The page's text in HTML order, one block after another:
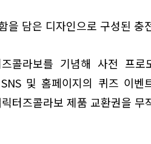
을 담은 디자인으로 구성된 충
콜라보를 기념해 사전 프
및 홈페이지의 퀴즈 이벤
터즈콜라보 제품 교환권을 무